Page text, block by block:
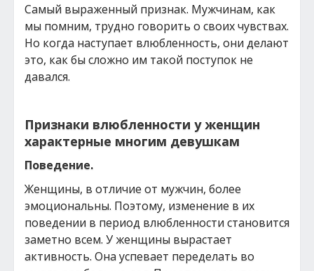
Самый выраженный признак. Мужчинам, как
мы помним, трудно говорить о своих чувствах.
Но когда наступает влюбленность, они делают
это, как бы сложно им такой поступок не
давался.
Признаки влюбленности у женщин
характерные многим девушкам
Поведение.
Женщины, в отличие от мужчин, более
эмоциональны. Поэтому, изменение в их
поведении в период влюбленности становится
заметно всем. У женщины вырастает
активность. Она успевает переделать во